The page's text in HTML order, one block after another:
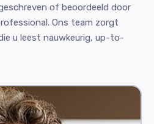
of beoordeeld door
Ons team zorgt
u leest nauwkeurig, up-to-